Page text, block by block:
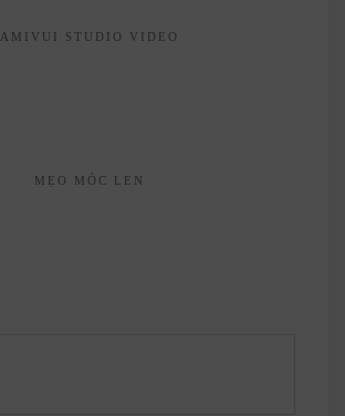
AMIVUI STUDIO VIDEO
MẸO MÓC LEN